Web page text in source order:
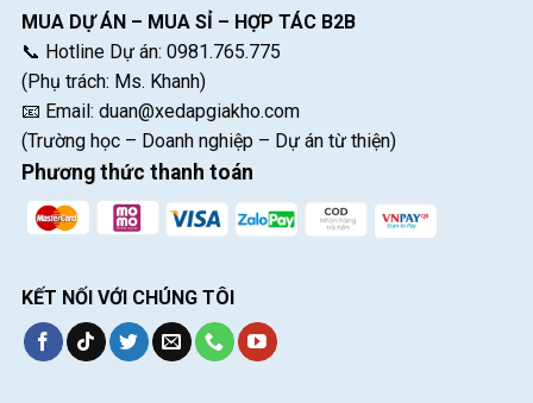
MUA DỰ ÁN – MUA SỈ – HỢP TÁC B2B
📞 Hotline Dự án: 0981.765.775
(Phụ trách: Ms. Khanh)
📧 Email: duan@xedapgiakho.com
(Trường học – Doanh nghiệp – Dự án từ thiện)
Phương thức thanh toán
KẾT NỐI VỚI CHÚNG TÔI